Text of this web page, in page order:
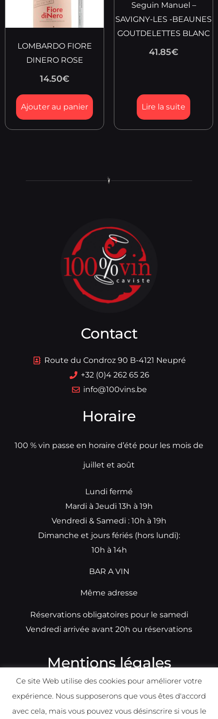
LOMBARDO FIORE
DINERO ROSE
14.50€
Ajouter au panier
Seguin Manuel –
SAVIGNY-LES -BEAUNES
GOUTDELETTES BLANC
41.85€
Lire la suite
Contact
Route du Condroz 90 B-4121 Neupré
+32 (0)4 262 65 26
info@100vins.be
Horaire
100 % vin passe en horaire d’été pour les mois de
juillet et août
Lundi fermé
Mardi à Jeudi 13h à 19h
Vendredi & Samedi : 10h à 19h
Dimanche et jours fériés (hors lundi):
10h à 14h
BAR A VIN
Même adresse
Réservations obligatoires pour le samedi
Vendredi arrivée avant 20h ou réservations
Mentions légales
Ce site Web utilise des cookies pour améliorer votre
expérience. Nous supposerons que vous êtes d'accord
avec cela, mais vous pouvez vous désinscrire si vous le